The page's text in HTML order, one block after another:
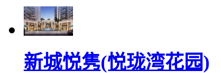
新城悦隽(悦珑湾花园)